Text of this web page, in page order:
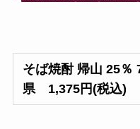
そば焼酎 帰山 25％
県 1,375円(税込)